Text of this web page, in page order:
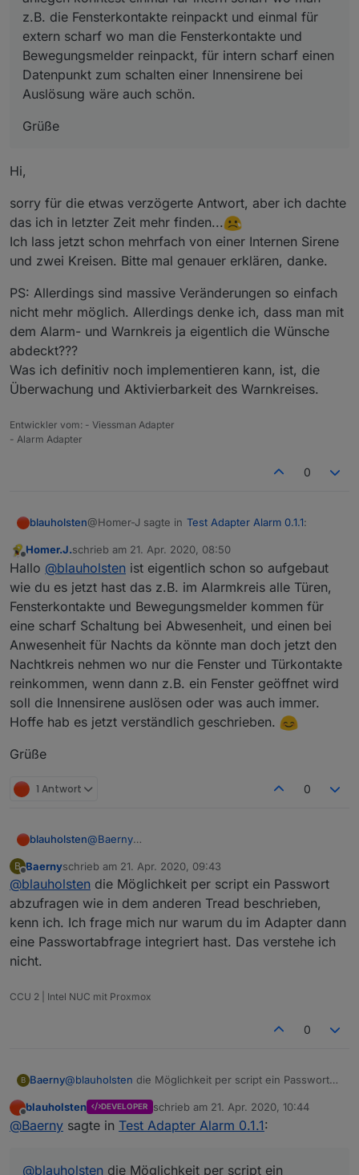
z.B. die Fensterkontakte reinpackt und einmal für
extern scharf wo man die Fensterkontakte und
Bewegungsmelder reinpackt, für intern scharf einen
Datenpunkt zum schalten einer Innensirene bei
Auslösung wäre auch schön.
Grüße
Hi,
sorry für die etwas verzögerte Antwort, aber ich dachte
das ich in letzter Zeit mehr finden...
Ich lass jetzt schon mehrfach von einer Internen Sirene
und zwei Kreisen. Bitte mal genauer erklären, danke.
PS: Allerdings sind massive Veränderungen so einfach
nicht mehr möglich. Allerdings denke ich, dass man mit
dem Alarm- und Warnkreis ja eigentlich die Wünsche
abdeckt???
Was ich definitiv noch implementieren kann, ist, die
Überwachung und Aktivierbarkeit des Warnkreises.
Entwickler vom: - Viessman Adapter
- Alarm Adapter
0
blauholsten@Homer-J sagte in Test Adapter Alarm 0.1.1:
Hi@blauholstenfunktioniert Klasse, ist es
eventuell möglich das du 2 Datenpunkte zum
scharf schalten anlegen könntest einmal für
intern scharf wo man z.B. die
Fensterkontakte reinpackt und einmal für
extern scharf wo man die Fensterkontakte
und Bewegungsmelder reinpackt, für intern
scharf einen Datenpunkt zum schalten einer
Innensirene bei Auslösung wäre auch schön.
Grüße
Hi,
sorry für die etwas verzögerte Antwort, aber ich
dachte das ich in letzter Zeit mehr finden...
Ich lass jetzt schon mehrfach von einer Internen
Sirene und zwei Kreisen. Bitte mal genauer
erklären, danke.
PS: Allerdings sind massive Veränderungen so
einfach nicht mehr möglich. Allerdings denke ich,
dass man mit dem Alarm- und Warnkreis ja
eigentlich die Wünsche abdeckt???
Was ich definitiv noch implementieren kann, ist,
die Überwachung und Aktivierbarkeit des
Offline
Homer.J.schrieb am 21. Apr. 2020, 08:50
zuletzt editiert von
Hallo @blauholsten ist eigentlich schon so aufgebaut
wie du es jetzt hast das z.B. im Alarmkreis alle Türen,
Fensterkontakte und Bewegungsmelder kommen für
eine scharf Schaltung bei Abwesenheit, und einen bei
Anwesenheit für Nachts da könnte man doch jetzt den
Nachtkreis nehmen wo nur die Fenster und Türkontakte
reinkommen, wenn dann z.B. ein Fenster geöffnet wird
soll die Innensirene auslösen oder was auch immer.
Hoffe hab es jetzt verständlich geschrieben.
Grüße
1 Antwort 0
blauholsten@Baerny
0.0.8, dort habe ich und andere eine Möglichkeit
beschrieben.
B
Offline
Baernyschrieb am 21. Apr. 2020, 09:43
zuletzt editiert von
@blauholsten die Möglichkeit per script ein Passwort
abzufragen wie in dem anderen Tread beschrieben,
kenn ich. Ich frage mich nur warum du im Adapter dann
eine Passwortabfrage integriert hast. Das verstehe ich
nicht.
CCU 2 | Intel NUC mit Proxmox
0
B Baerny@blauholsten die Möglichkeit per script ein Passwort
kenn ich. Ich frage mich nur warum du im Adapter dann
eine Passwortabfrage integriert hast. Das verstehe ich
Offline
blauholsten DEVELOPER schrieb am 21. Apr. 2020, 10:44
zuletzt editiert von
@Baerny sagte in Test Adapter Alarm 0.1.1:
@blauholsten die Möglichkeit per script ein